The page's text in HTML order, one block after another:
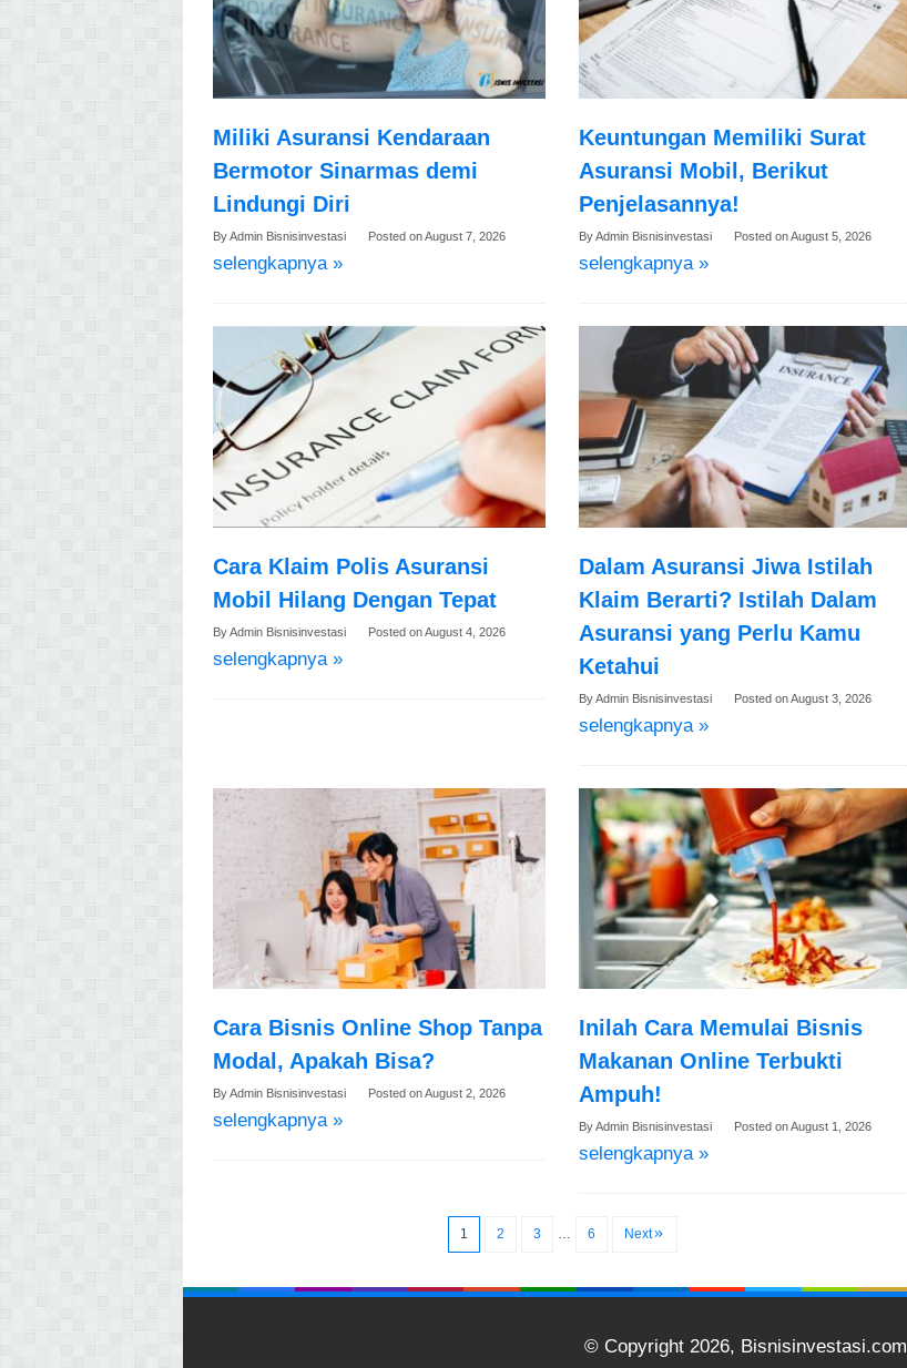
Miliki Asuransi Kendaraan
Bermotor Sinarmas demi
Lindungi Diri
ByAdmin Bisnisinvestasi Posted onAugust 7, 2026
selengkapnya »
Keuntungan Memiliki Surat
Asuransi Mobil, Berikut
Penjelasannya!
ByAdmin Bisnisinvestasi Posted onAugust 5, 2026
selengkapnya »
Cara Klaim Polis Asuransi
Mobil Hilang Dengan Tepat
ByAdmin Bisnisinvestasi Posted onAugust 4, 2026
selengkapnya »
Dalam Asuransi Jiwa Istilah
Klaim Berarti? Istilah Dalam
Asuransi yang Perlu Kamu
Ketahui
ByAdmin Bisnisinvestasi Posted onAugust 3, 2026
selengkapnya »
Cara Bisnis Online Shop Tanpa
Modal, Apakah Bisa?
ByAdmin Bisnisinvestasi Posted onAugust 2, 2026
selengkapnya »
Inilah Cara Memulai Bisnis
Makanan Online Terbukti
Ampuh!
ByAdmin Bisnisinvestasi Posted onAugust 1, 2026
selengkapnya »
1 2 3 … 6 Next
© Copyright 2026, Bisnisinvestasi.com